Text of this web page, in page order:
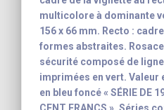
multicolore à dominante
156 x 66 mm. Recto :
formes abstraites.
sécurité composé de
imprimées en vert. Valeur
en bleu foncé « SÉRIE DE